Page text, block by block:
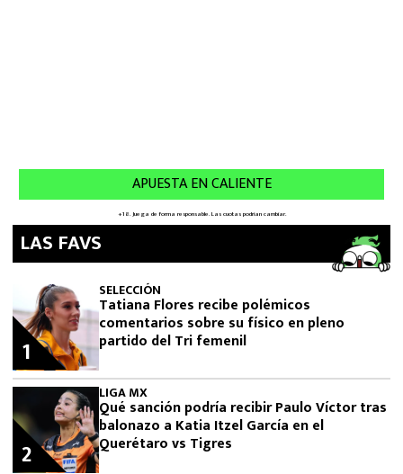
LAS FAVS
SELECCIÓN
Tatiana Flores recibe polémicos
comentarios sobre su físico en pleno
partido del Tri femenil
1
LIGA MX
Qué sanción podría recibir Paulo Víctor tras
balonazo a Katia Itzel García en el
Querétaro vs Tigres
2